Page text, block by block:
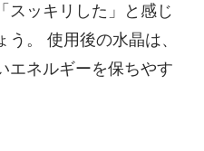
スッキリした」と感じ
。 使用後の水晶は、
エネルギーを保ちやす